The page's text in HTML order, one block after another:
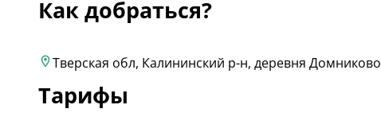
Как добраться?
Тверская обл, Калининский р-н, деревня Домниково
Тарифы